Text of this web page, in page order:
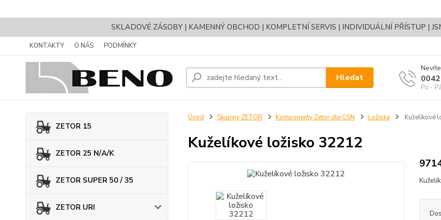
SKLADOVÉ ZÁSOBY | KAMENNÝ OBCHOD | KOMPLETNÍ SERVIS | INDIVIDUÁLNÍ PŘÍSTUP |
KONTAKTY O NÁS PODMÍNKY
Hledat
Po -
ZETOR 15
ZETOR 25 N/A/K
ZETOR SUPER 50 / 35
ZETOR URI
Úvod Skupiny ZETOR Komponenty Zetor dle CSN Ložiska Kuželíkové
Kuželíkové ložisko 32212